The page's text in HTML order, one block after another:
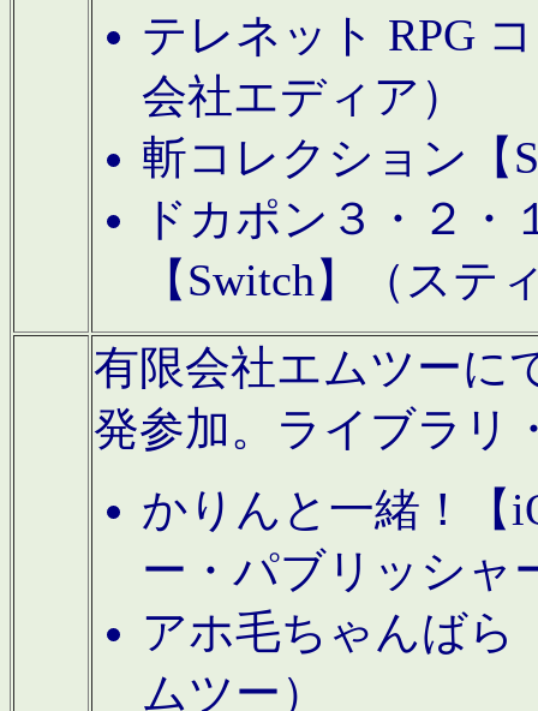
テレネット RPG
会社エディア）
斬コレクション【
ドカポン３・２
【Switch】（ステ
有限会社エムツーに
発参加。ライブラリ
かりんと一緒！【
ー・パブリッシャ
アホ毛ちゃんばら
ムツー）